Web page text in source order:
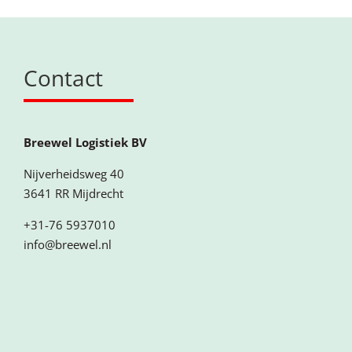
Contact
Breewel Logistiek BV
Nijverheidsweg 40
3641 RR Mijdrecht
+31-76 5937010
info@breewel.nl